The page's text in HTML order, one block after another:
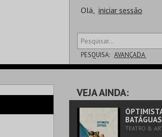
Olá, iniciar sessão
PESQUISA: AVANÇADA
SALA
VEJA AINDA:
BATÁGUAS
TEATRO &